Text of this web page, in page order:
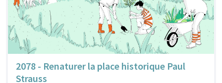
2078 - Renaturer la place historique Paul
Strauss